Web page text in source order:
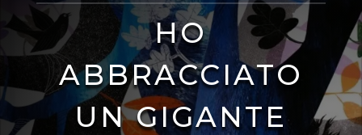
HO
ABBRACCIATO
UN GIGANTE